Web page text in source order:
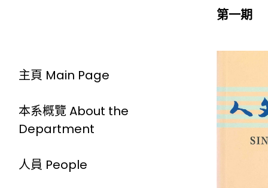
主頁 Main Page
本系概覽 About the
Department
人員 People
第一期